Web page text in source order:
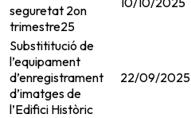
seguretat 2on
trimestre25
Substititució de
l’equipament
d’enregistrament
d’imatges de
l’Edifici Històric
22/09/2025